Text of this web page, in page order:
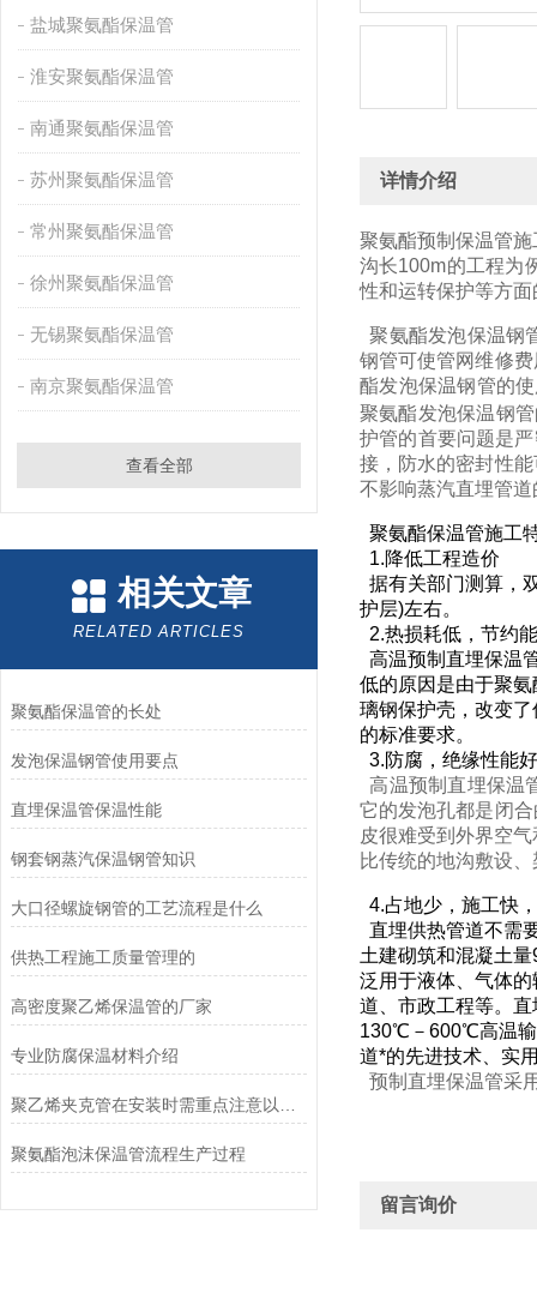
盐城聚氨酯保温管
淮安聚氨酯保温管
南通聚氨酯保温管
苏州聚氨酯保温管
常州聚氨酯保温管
徐州聚氨酯保温管
无锡聚氨酯保温管
南京聚氨酯保温管
查看全部
相关文章
RELATED ARTICLES
聚氨酯保温管的长处
发泡保温钢管使用要点
直埋保温管保温性能
钢套钢蒸汽保温钢管知识
大口径螺旋钢管的工艺流程是什么
供热工程施工质量管理的
高密度聚乙烯保温管的厂家
专业防腐保温材料介绍
聚氨酯泡沫保温管流程生产过程
详情介绍
聚氨酯预制保温管
沟长100m的工程为
性和运转保护等方面
聚氨酯发泡保温钢
钢管可使管网维修
酯发泡保温钢管的
聚氨酯发泡保温钢
护管的首要问题是
接，防水的密封性
不影响蒸汽直埋管
聚氨酯保温管施工
1.降低工程造价
据有关部门测算，
护层)左右。
2.热损耗低，节约
高温预制直埋保温
低的原因是由于聚
璃钢保护壳，改变
的标准要求。
3.防腐，绝缘性能
高温预制直埋保温
它的发泡孔都是闭
皮很难受到外界空
比传统的地沟敷设
4.占地少，施工快
直埋供热管道不需
土建砌筑和混凝土
泛用于液体、气体
道、市政工程等。
130℃－600℃高温输
道*的先进技术、实
预制直埋保温管采
留言询价